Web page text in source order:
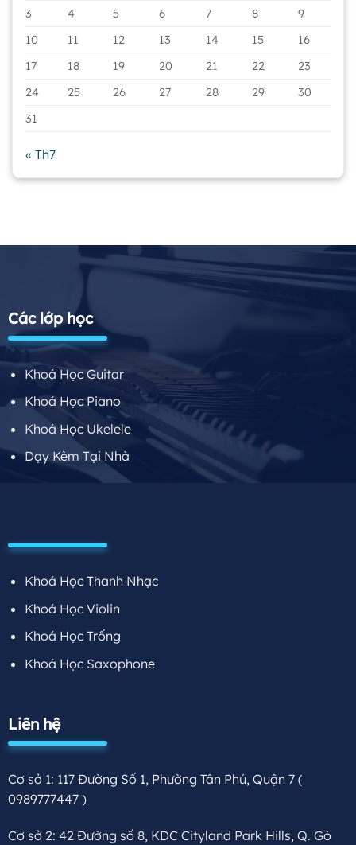
3
4 5 6 7 8
9
10
11 12 13 14 15
16
17
18 19 20 21 22
23
24
25 26 27 28 29
30
31
« Th7
Các lớp học
Khoá Học Guitar
Khoá Học Piano
Khoá Học Ukelele
Dạy Kèm Tại Nhà
Khoá Học Thanh Nhạc
Khoá Học Violin
Khoá Học Trống
Khoá Học Saxophone
Liên hệ
Cơ sở 1: 117 Đường Số 1, Phường Tân Phú, Quận 7 (
0989777447 )
Cơ sở 2: 42 Đường số 8, KDC Cityland Park Hills, Q. Gò